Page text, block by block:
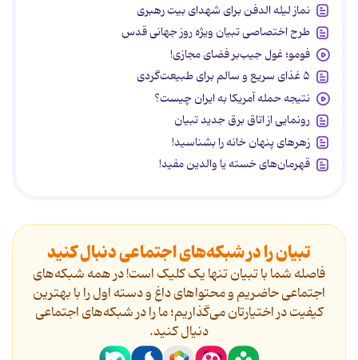
نماز لیله الدفن برای شهدای بیت رهبری
طرح اختصاصی تبیان ویژه روز جهانی قدس
فومو؛ غول جیب‌بر فضای مجازی!
۵ غذای سریع و سالم برای طبیعت‌گردی
نتیجه حمله آمریکا به ایران چیست؟
رونمایی از اتاق برق جدید تبیان
زهرهای پنهان خانه را بشناسید!
قهرمان‌های خسته یا والدین مفید!
تبیان را در شبکه‌های اجتماعی دنبال کنید
فاصله شما با تبیان تنها یک کلیک است! در همه شبکه‌های
اجتماعی حاضریم و محتواهای داغ و دسته اول را با بهترین
کیفیت در اختیارتان می‌گذاریم؛ ما را در شبکه‌های اجتماعی
دنیال کنید.